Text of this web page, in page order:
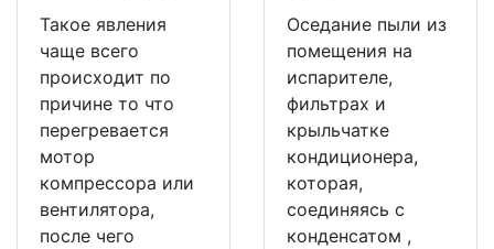
Такое явления
чаще всего
происходит по
причине то что
перегревается
мотор
компрессора или
вентилятора,
после чего
Оседание пыли из
помещения на
испарителе,
фильтрах и
крыльчатке
кондиционера,
которая,
соединяясь с
конденсатом ,